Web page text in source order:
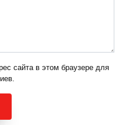
сайта в этом браузере для